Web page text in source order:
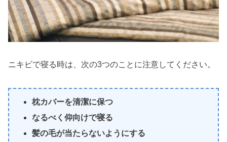
ニキビで寝る時は、次の3つのことに注意してください。
枕カバーを清潔に保つ
なるべく仰向けで寝る
髪の毛が当たらないようにする